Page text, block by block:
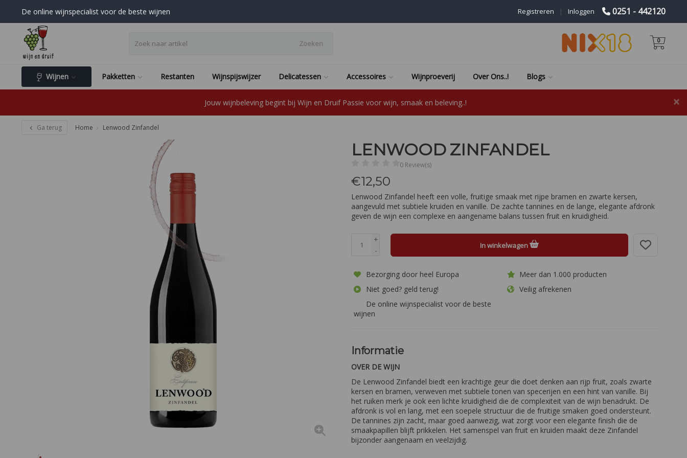
De online wijnspecialist voor de beste wijnen 0251 - 442120
Inloggen
|
Registreren
Zoeken 0
Wijnen Pakketten Restanten Wijnspijswijzer Delicatessen Accessoires Wijnproeverij Over Ons..! Blogs
Jouw wijnbeleving begint bij Wijn en Druif Passie voor wijn, smaak en beleving..! ×
Ga terug Home Lenwood Zinfandel
LENWOOD ZINFANDEL
0 Review(s)
€12,50
Lenwood Zinfandel heeft een volle, fruitige smaak met rijpe bramen en zwarte kersen,
aangevuld met subtiele kruiden en vanille. De zachte tannines en de lange, elegante afdronk
geven de wijn een complexe en aangename balans tussen fruit en kruidigheid.
+
-
In winkelwagen
Bezorging door heel Europa
Meer dan 1.000 producten
Niet goed? geld terug!
Veilig afrekenen
De online wijnspecialist voor de beste
wijnen
Informatie
OVER DE WIJN
De Lenwood Zinfandel biedt een krachtige geur die doet denken aan rijp fruit, zoals zwarte
kersen en bramen, verweven met subtiele tonen van specerijen en een hint van vanille. Bij
het ruiken merk je ook een lichte kruidigheid die de complexiteit van de wijn benadrukt. De
afdronk is vol en lang, met een soepele structuur die de fruitige smaken goed ondersteunt.
De tannines zijn zacht, maar goed aanwezig, wat zorgt voor een elegante finish die de
smaakpapillen blijft prikkelen. Het samenspel van fruit en kruiden maakt deze Zinfandel
bijzonder aangenaam en veelzijdig.